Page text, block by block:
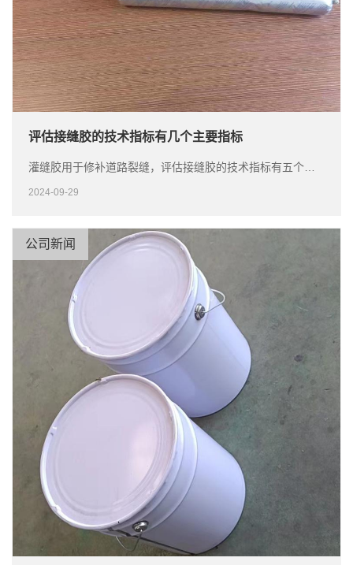
​评估接缝胶的技术指标有几个主要指标
灌缝胶用于修补道路裂缝，评估接缝胶的技术指标有五个主要指标：渗透率，软化点，流动值，弹性回复率和低温拉伸，接下来路面灌缝胶厂家详细介绍。
2024-09-29
公司新闻